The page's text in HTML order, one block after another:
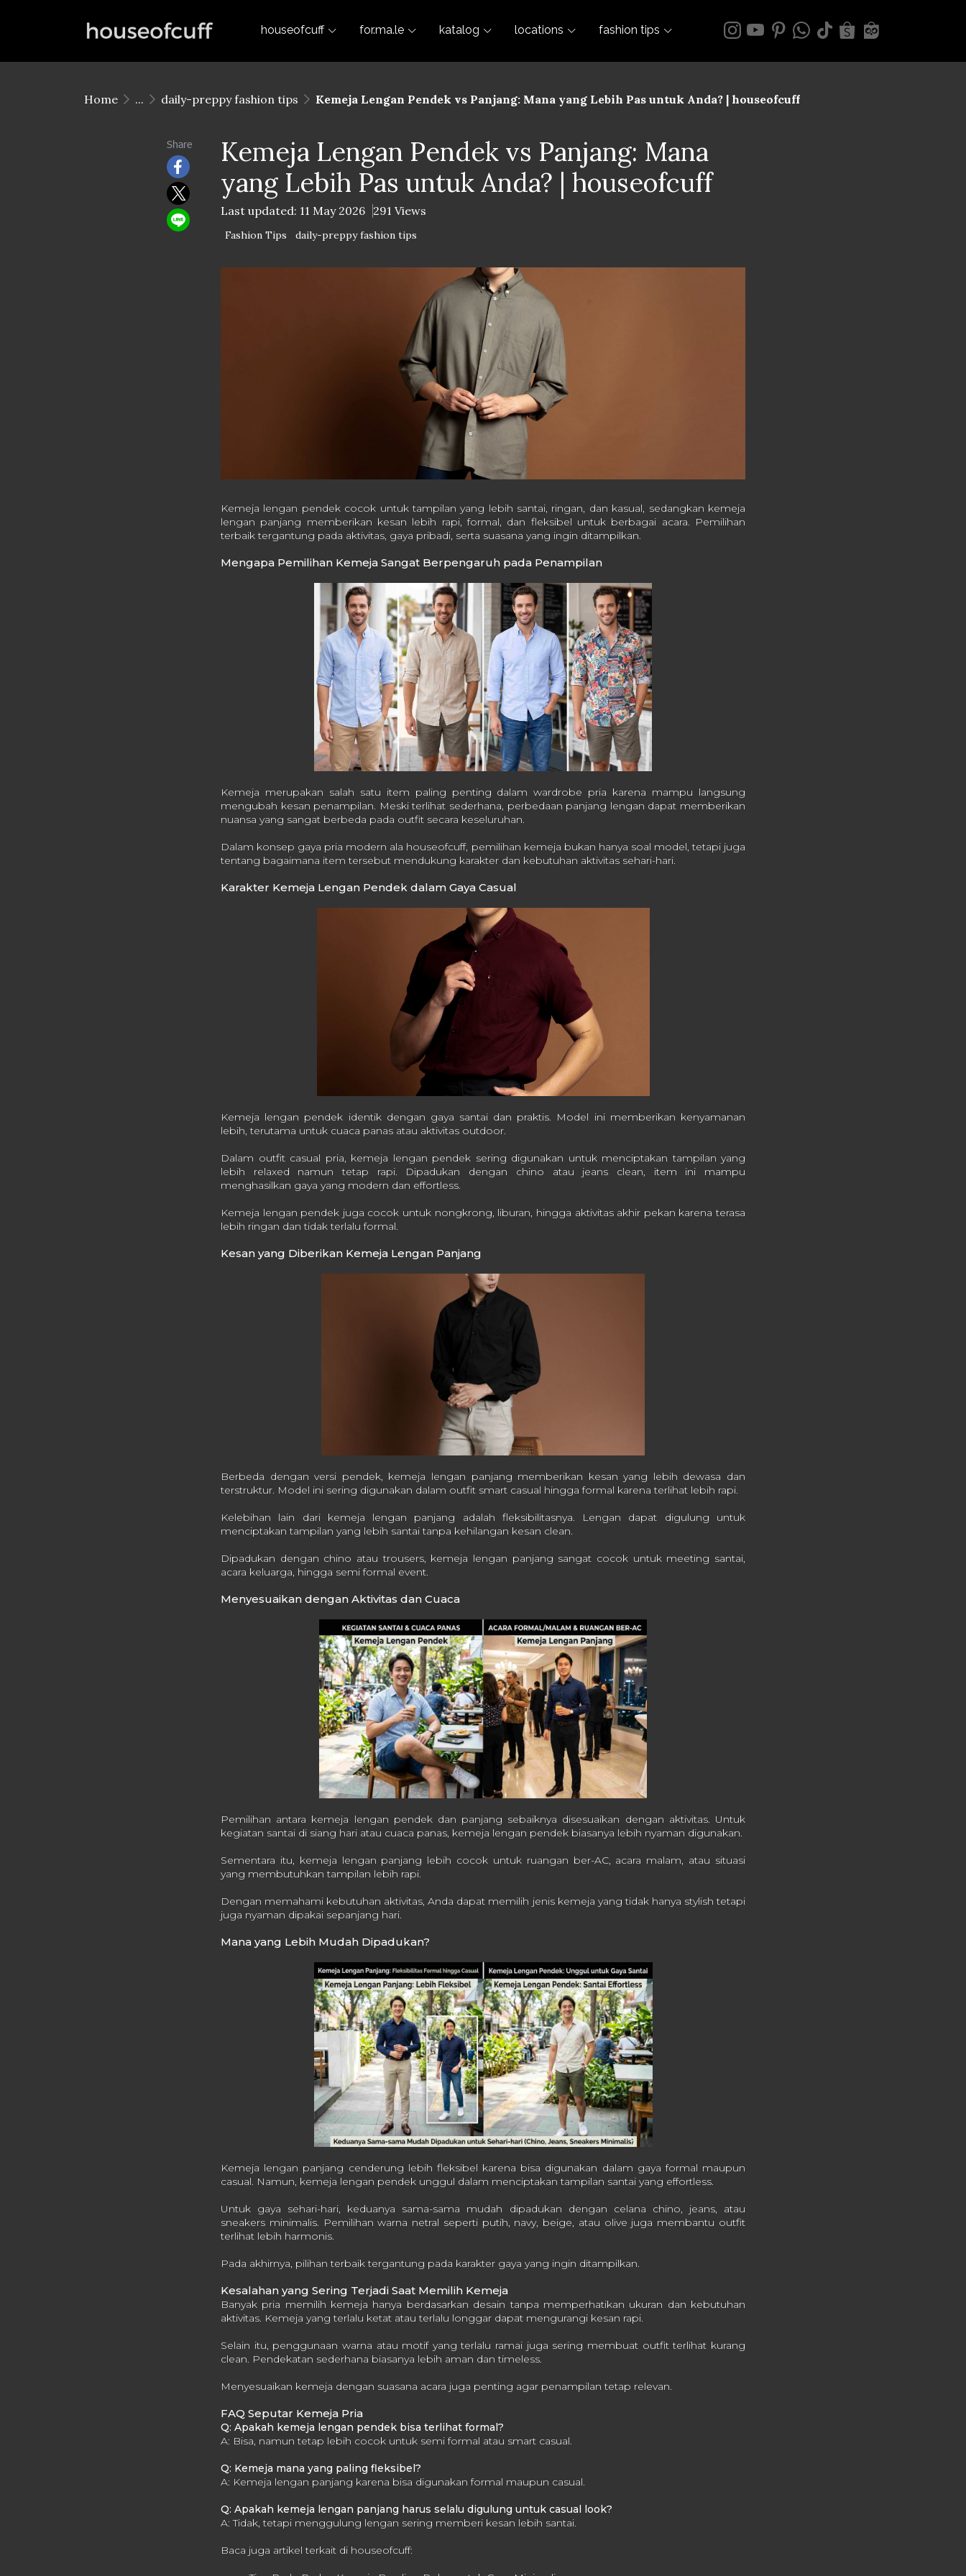
houseofcuff for.ma.le katalog locations fashion tips
Home ... daily-preppy fashion tips Kemeja Lengan Pendek vs Panjang: Mana yang Lebih Pas untuk Anda? | houseofcuff
Share
Kemeja Lengan Pendek vs Panjang: Mana
yang Lebih Pas untuk Anda? | houseofcuff
Last updated: 11 May 2026 291 Views
Fashion Tips daily-preppy fashion tips
Kemeja lengan pendek cocok untuk tampilan yang lebih santai, ringan, dan kasual, sedangkan kemeja
lengan panjang memberikan kesan lebih rapi, formal, dan fleksibel untuk berbagai acara. Pemilihan
terbaik tergantung pada aktivitas, gaya pribadi, serta suasana yang ingin ditampilkan.
Mengapa Pemilihan Kemeja Sangat Berpengaruh pada Penampilan
Kemeja merupakan salah satu item paling penting dalam wardrobe pria karena mampu langsung
mengubah kesan penampilan. Meski terlihat sederhana, perbedaan panjang lengan dapat memberikan
nuansa yang sangat berbeda pada outfit secara keseluruhan.
Dalam konsep gaya pria modern ala houseofcuff, pemilihan kemeja bukan hanya soal model, tetapi juga
tentang bagaimana item tersebut mendukung karakter dan kebutuhan aktivitas sehari-hari.
Karakter Kemeja Lengan Pendek dalam Gaya Casual
Kemeja lengan pendek identik dengan gaya santai dan praktis. Model ini memberikan kenyamanan
lebih, terutama untuk cuaca panas atau aktivitas outdoor.
Dalam outfit casual pria, kemeja lengan pendek sering digunakan untuk menciptakan tampilan yang
lebih relaxed namun tetap rapi. Dipadukan dengan chino atau jeans clean, item ini mampu
menghasilkan gaya yang modern dan effortless.
Kemeja lengan pendek juga cocok untuk nongkrong, liburan, hingga aktivitas akhir pekan karena terasa
lebih ringan dan tidak terlalu formal.
Kesan yang Diberikan Kemeja Lengan Panjang
Berbeda dengan versi pendek, kemeja lengan panjang memberikan kesan yang lebih dewasa dan
terstruktur. Model ini sering digunakan dalam outfit smart casual hingga formal karena terlihat lebih rapi.
Kelebihan lain dari kemeja lengan panjang adalah fleksibilitasnya. Lengan dapat digulung untuk
menciptakan tampilan yang lebih santai tanpa kehilangan kesan clean.
Dipadukan dengan chino atau trousers, kemeja lengan panjang sangat cocok untuk meeting santai,
acara keluarga, hingga semi formal event.
Menyesuaikan dengan Aktivitas dan Cuaca
Pemilihan antara kemeja lengan pendek dan panjang sebaiknya disesuaikan dengan aktivitas. Untuk
kegiatan santai di siang hari atau cuaca panas, kemeja lengan pendek biasanya lebih nyaman digunakan.
Sementara itu, kemeja lengan panjang lebih cocok untuk ruangan ber-AC, acara malam, atau situasi
yang membutuhkan tampilan lebih rapi.
Dengan memahami kebutuhan aktivitas, Anda dapat memilih jenis kemeja yang tidak hanya stylish tetapi
juga nyaman dipakai sepanjang hari.
Mana yang Lebih Mudah Dipadukan?
Kemeja lengan panjang cenderung lebih fleksibel karena bisa digunakan dalam gaya formal maupun
casual. Namun, kemeja lengan pendek unggul dalam menciptakan tampilan santai yang effortless.
Untuk gaya sehari-hari, keduanya sama-sama mudah dipadukan dengan celana chino, jeans, atau
sneakers minimalis. Pemilihan warna netral seperti putih, navy, beige, atau olive juga membantu outfit
terlihat lebih harmonis.
Pada akhirnya, pilihan terbaik tergantung pada karakter gaya yang ingin ditampilkan.
Kesalahan yang Sering Terjadi Saat Memilih Kemeja
Banyak pria memilih kemeja hanya berdasarkan desain tanpa memperhatikan ukuran dan kebutuhan
aktivitas. Kemeja yang terlalu ketat atau terlalu longgar dapat mengurangi kesan rapi.
Selain itu, penggunaan warna atau motif yang terlalu ramai juga sering membuat outfit terlihat kurang
clean. Pendekatan sederhana biasanya lebih aman dan timeless.
Menyesuaikan kemeja dengan suasana acara juga penting agar penampilan tetap relevan.
FAQ Seputar Kemeja Pria
Q: Apakah kemeja lengan pendek bisa terlihat formal?
A: Bisa, namun tetap lebih cocok untuk semi formal atau smart casual.
Q: Kemeja mana yang paling fleksibel?
A: Kemeja lengan panjang karena bisa digunakan formal maupun casual.
Q: Apakah kemeja lengan panjang harus selalu digulung untuk casual look?
A: Tidak, tetapi menggulung lengan sering memberi kesan lebih santai.
Baca juga artikel terkait di houseofcuff: